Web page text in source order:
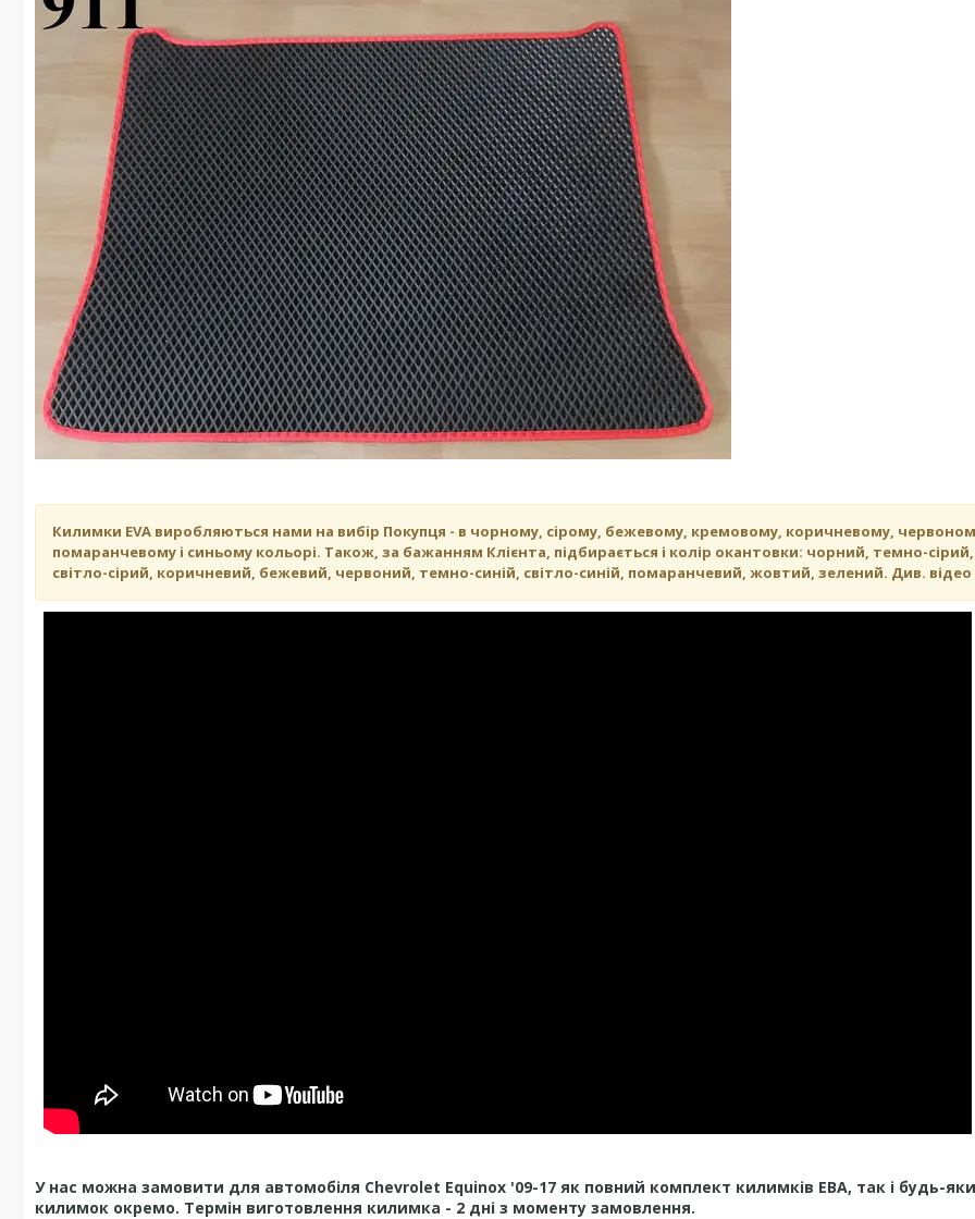
Килимки EVA виробляються нами на вибір Покупця - в чорному, сірому, бежевому, кремовому, коричневому,
помаранчевому і синьому кольорі. Також, за бажанням Клієнта, підбирається і колір окантовки: чорний, темно-сірий,
світло-сірий, коричневий, бежевий, червоний, темно-синій, світло-синій, помаранчевий, жовтий, зелений. Див. відео
У нас можна замовити для автомобіля Chevrolet Equinox '09-17 як повний комплект килимків ЕВА, так і будь-
килимок окремо. Термін виготовлення килимка - 2 дні з моменту замовлення.